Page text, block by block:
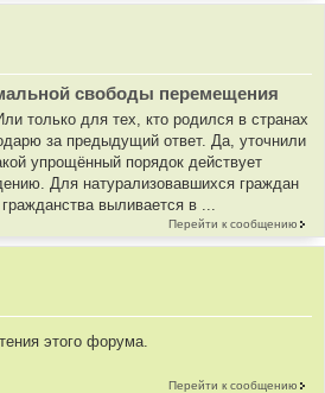
свободы перемещения
только для тех, кто родился в странах
за предыдущий ответ. Да, уточнили
упрощённый порядок действует
Для натурализовавшихся граждан
выливается в ...
Перейти к сообщению
этого форума.
Перейти к сообщению